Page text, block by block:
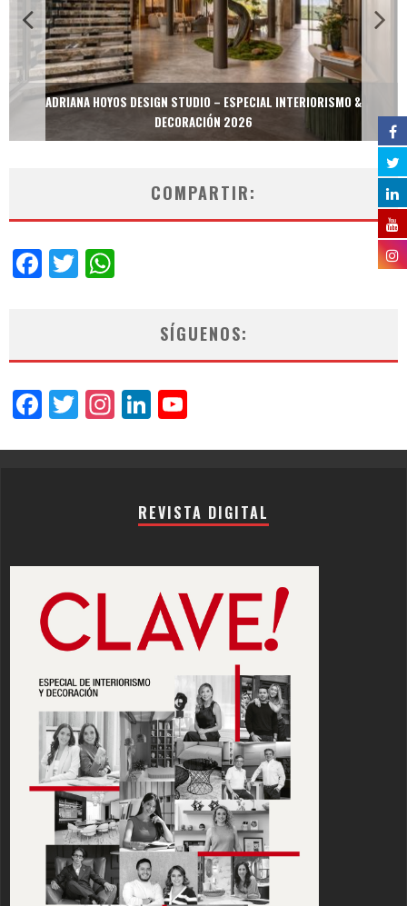
ADRIANA HOYOS DESIGN STUDIO – ESPECIAL INTERIORISMO &
DECORACIÓN 2026
COMPARTIR:
Facebook
Twitter
SÍGUENOS:
Facebook
Twitter
Instagram
LinkedIn
REVISTA DIGITAL